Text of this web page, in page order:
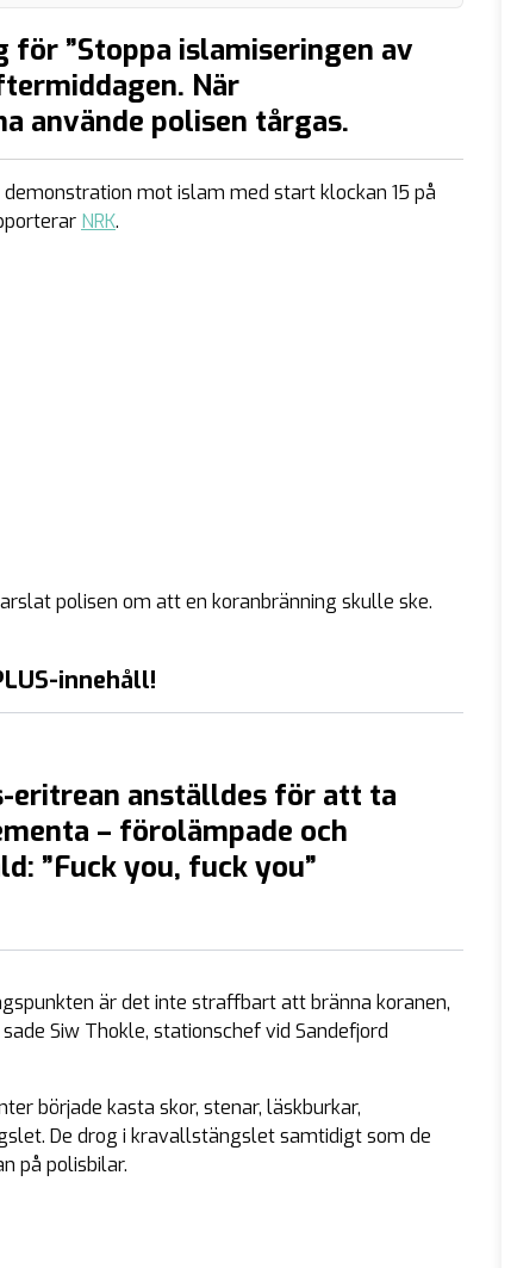
för ”Stoppa islamiseringen av
När
använde polisen tårgas.
mot islam med start klockan 15 på
NRK.
polisen om att en koranbränning skulle ske.
innehåll!
eritrean anställdes för att ta
– förolämpade och
”Fuck you, fuck you”
är det inte straffbart att bränna koranen,
Siw Thokle, stationschef vid Sandefjord
började kasta skor, stenar, läskburkar,
De drog i kravallstängslet samtidigt som de
på polisbilar.